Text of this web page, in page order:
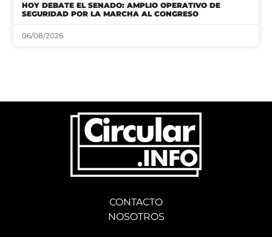
HOY DEBATE EL SENADO: AMPLIO OPERATIVO DE
SEGURIDAD POR LA MARCHA AL CONGRESO
06/08/2026
CONTACTO
NOSOTROS